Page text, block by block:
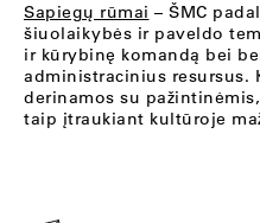
Sapiegų rūmai – ŠMC
šiuolaikybės ir paveldo
ir kūrybinę komandą bei
administracinius resursus.
derinamos su
taip įtraukiant kultūroje